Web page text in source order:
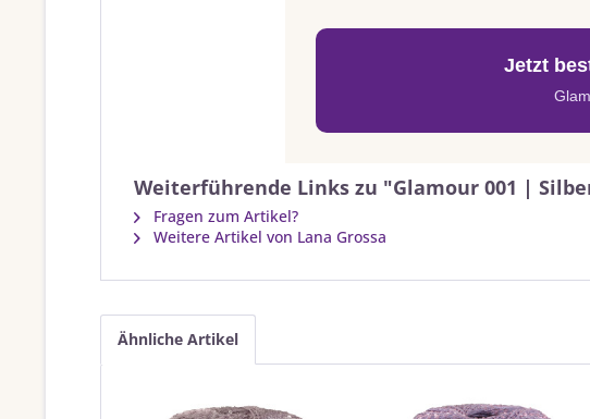
Jetzt
Weiterführende Links zu "Glamour 001 |
Fragen zum Artikel?
Weitere Artikel von Lana Grossa
Ähnliche Artikel